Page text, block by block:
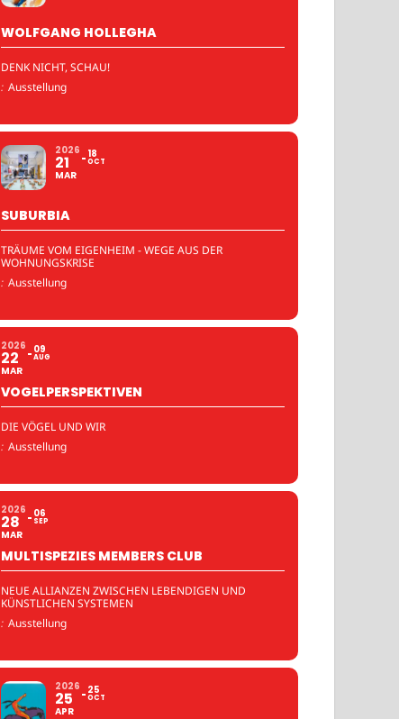
WOLFGANG HOLLEGHA
DENK NICHT, SCHAU!
: Ausstellung
2026
21
MAR
18
OCT
SUBURBIA
TRÄUME VOM EIGENHEIM - WEGE AUS DER
WOHNUNGSKRISE
: Ausstellung
2026
22
MAR
09
AUG
VOGELPERSPEKTIVEN
DIE VÖGEL UND WIR
: Ausstellung
2026
28
MAR
06
SEP
MULTISPEZIES MEMBERS CLUB
NEUE ALLIANZEN ZWISCHEN LEBENDIGEN UND
KÜNSTLICHEN SYSTEMEN
: Ausstellung
2026
25
APR
25
OCT